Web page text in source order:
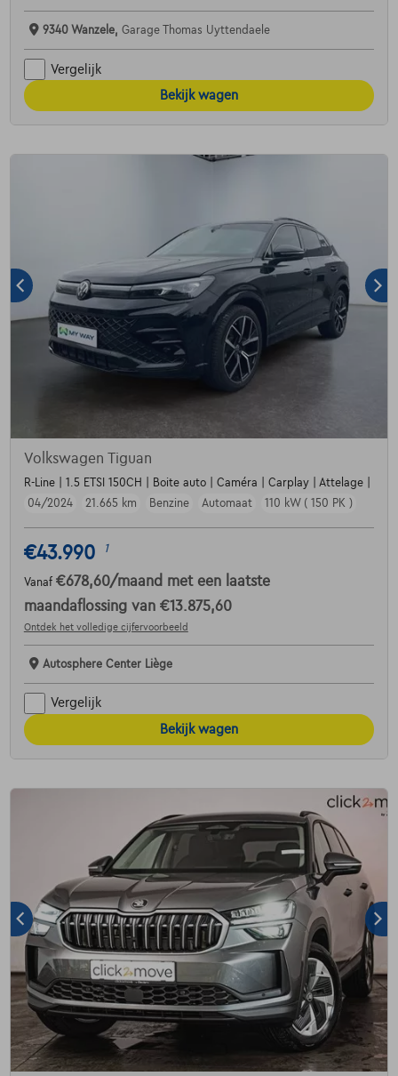
9340 Wanzele, Garage Thomas Uyttendaele
Vergelijk
Bekijk wagen
Volkswagen Tiguan
R-Line | 1.5 ETSI 150CH | Boite auto | Caméra | Carplay | Attelage |
04/2024
21.665 km Benzine Automaat 110 kW ( 150 PK )
€43.990 1
Vanaf €678,60/maand met een laatste
maandaflossing van €13.875,60
Ontdek het volledige cijfervoorbeeld
Autosphere Center Liège
Vergelijk
Bekijk wagen